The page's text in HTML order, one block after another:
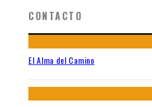
CONTACTO
El Alma del Camino